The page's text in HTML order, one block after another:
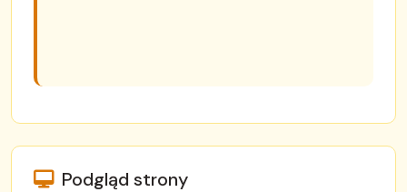
Podgląd strony